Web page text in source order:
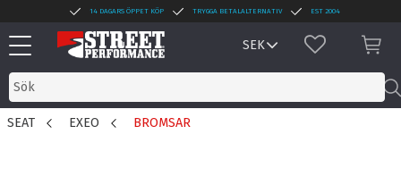
Meny
14 DAGARS ÖPPET KÖP TRYGGA BETALALTERNATIV EST 2004
FAVORITER
SEAT EXEO BROMSAR